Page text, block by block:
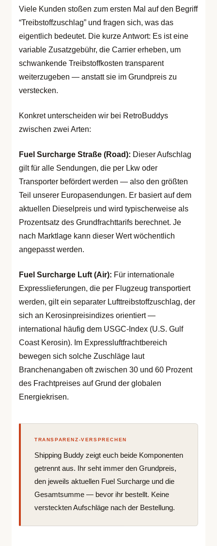
Viele Kunden stoßen zum ersten Mal auf den Begriff
“Treibstoffzuschlag” und fragen sich, was das
eigentlich bedeutet. Die kurze Antwort: Es ist eine
variable Zusatzgebühr, die Carrier erheben, um
schwankende Treibstoffkosten transparent
weiterzugeben — anstatt sie im Grundpreis zu
verstecken.
Konkret unterscheiden wir bei RetroBuddys
zwischen zwei Arten:
Fuel Surcharge Straße (Road): Dieser Aufschlag
gilt für alle Sendungen, die per Lkw oder
Transporter befördert werden — also den größten
Teil unserer Europasendungen. Er basiert auf dem
aktuellen Dieselpreis und wird typischerweise als
Prozentsatz des Grundfrachttarifs berechnet. Je
nach Marktlage kann dieser Wert wöchentlich
angepasst werden.
Fuel Surcharge Luft (Air): Für internationale
Expresslieferungen, die per Flugzeug transportiert
werden, gilt ein separater Lufttreibstoffzuschlag, der
sich an Kerosinpreisindizes orientiert —
international häufig dem USGC-Index (U.S. Gulf
Coast Kerosin). Im Expressluftfrachtbereich
bewegen sich solche Zuschläge laut
Branchenangaben oft zwischen 30 und 60 Prozent
des Frachtpreises auf Grund der globalen
Energiekrisen.
TRANSPARENZ-VERSPRECHEN
Shipping Buddy zeigt euch beide Komponenten
getrennt aus. Ihr seht immer den Grundpreis,
den jeweils aktuellen Fuel Surcharge und die
Gesamtsumme — bevor ihr bestellt. Keine
versteckten Aufschläge nach der Bestellung.